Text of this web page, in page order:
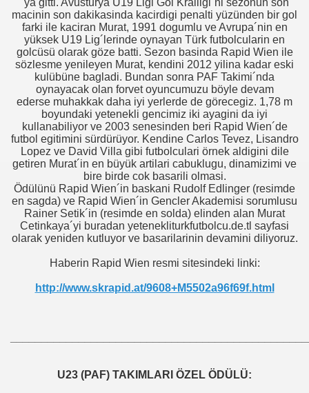
´ya gitti. Avusturya U19 Ligi Gol Kralligi´ni sezonun son
macinin son dakikasinda kacirdigi penalti yüzünden bir gol
farki ile kaciran Murat, 1991 dogumlu ve Avrupa´nin en
yüksek U19 Lig´lerinde oynayan Türk futbolcularin en
golcüsü olarak göze batti. Sezon basinda Rapid Wien ile
sözlesme yenileyen Murat, kendini 2012 yilina kadar eski
kulübüne bagladi. Bundan sonra PAF Takimi´nda
oynayacak olan forvet oyuncumuzu böyle devam
ederse muhakkak daha iyi yerlerde de görecegiz. 1,78 m
boyundaki yetenekli gencimiz iki ayagini da iyi
kullanabiliyor ve 2003 senesinden beri Rapid Wien´de
futbol egitimini sürdürüyor. Kendine Carlos Tevez, Lisandro
Lopez ve David Villa gibi futbolculari örnek aldigini dile
getiren Murat´in en büyük artilari cabuklugu, dinamizimi ve
bire birde cok basarili olmasi.
Ödülünü Rapid Wien´in baskani Rudolf Edlinger (resimde
en sagda) ve Rapid Wien´in Gencler Akademisi sorumlusu
Rainer Setik´in (resimde en solda) elinden alan Murat
Cetinkaya´yi buradan yetenekliturkfutbolcu.de.tl sayfasi
olarak yeniden kutluyor ve basarilarinin devamini diliyoruz.
Haberin Rapid Wien resmi sitesindeki linki:
http://www.skrapid.at/9608+M5502a96f69f.html
U23 (PAF) TAKIMLARI ÖZEL ÖDÜLÜ: